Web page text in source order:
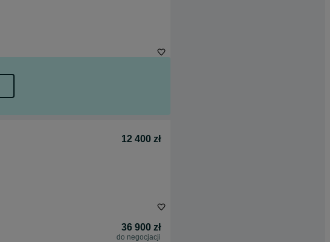
12 400 zł
36 900 zł
do negocjacji